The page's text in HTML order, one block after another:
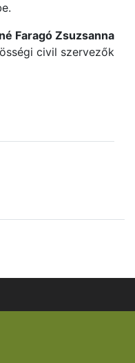
Faragó Zsuzsanna
civil szervezők